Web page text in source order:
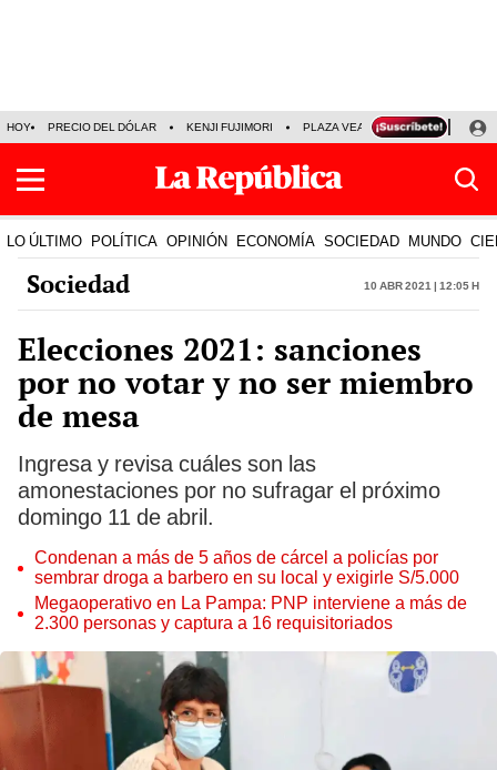
HOY PRECIO DEL DÓLAR KENJI FUJIMORI PLAZA VEA FERIADOS
LO ÚLTIMO POLÍTICA OPINIÓN ECONOMÍA SOCIEDAD MUNDO
Sociedad 10 Abr 2021 | 12:05 h
Elecciones 2021: sanciones
por no votar y no ser miembro
de mesa
Ingresa y revisa cuáles son las
amonestaciones por no sufragar el próximo
domingo 11 de abril.
Condenan a más de 5 años de cárcel a policías por
sembrar droga a barbero en su local y exigirle S/5.000
Megaoperativo en La Pampa: PNP interviene a más de
2.300 personas y captura a 16 requisitoriados